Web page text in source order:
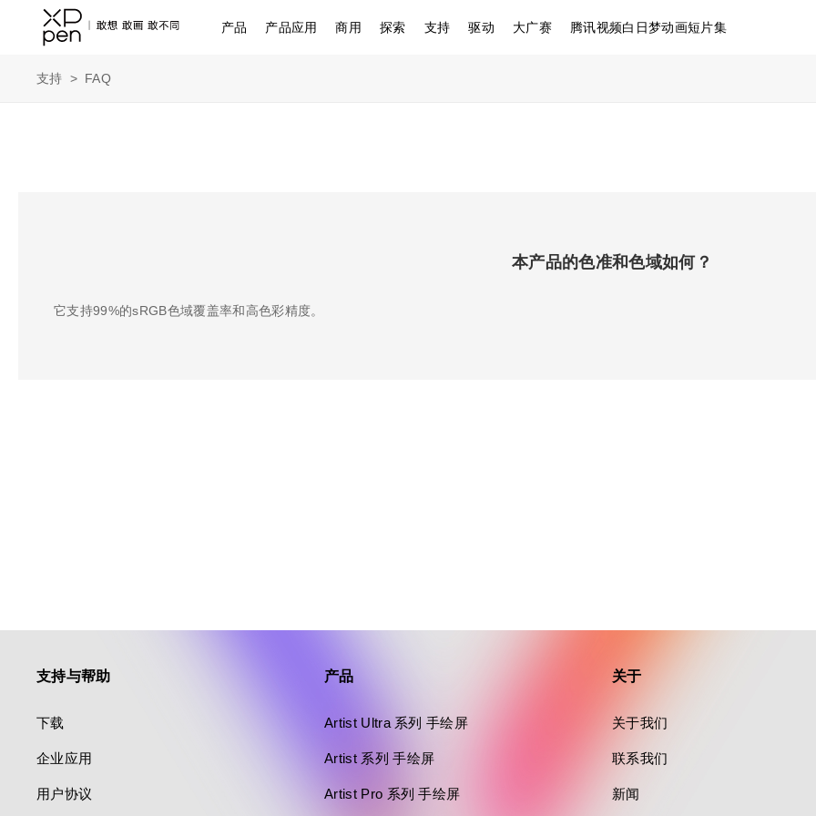
产品 产品应用 商用 探索 支持 驱动 大广赛 腾讯视频白日梦动画短片集
支持 > FAQ
本产品的色准和色域如何？
它支持99%的sRGB色域覆盖率和高色彩精度。
支持与帮助
下载
企业应用
用户协议
产品
Artist Ultra 系列 手绘屏
Artist 系列 手绘屏
Artist Pro 系列 手绘屏
关于
关于我们
联系我们
新闻